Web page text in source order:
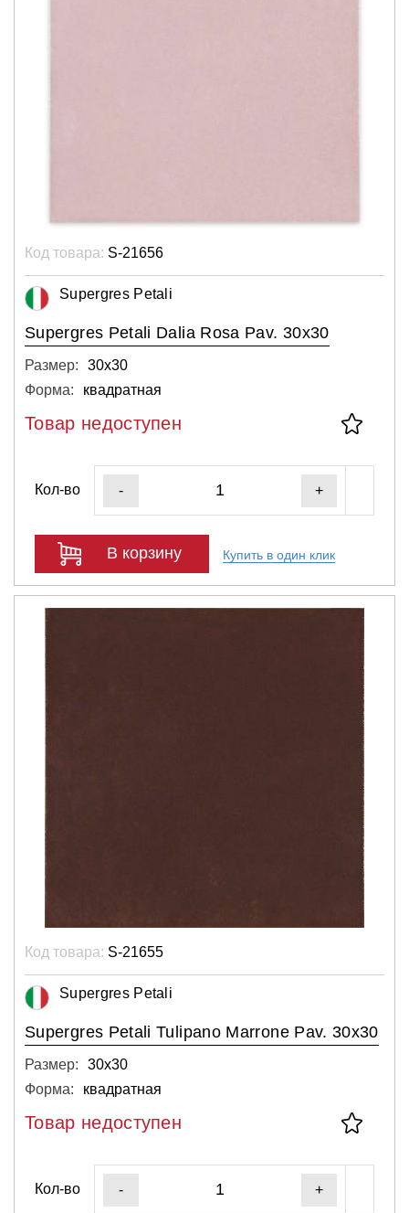
Код товара: S-21656
Supergres Petali
Supergres Petali Dalia Rosa Pav. 30x30
Размер:
30х30
Форма:
квадратная
Товар недоступен
Кол-во - +
В корзину Купить в один клик
Код товара: S-21655
Supergres Petali
Supergres Petali Tulipano Marrone Pav. 30x30
Размер:
30х30
Форма:
квадратная
Товар недоступен
Кол-во - +